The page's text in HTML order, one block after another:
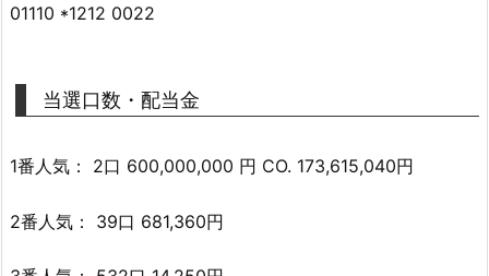
01110 *1212 0022
当選口数・配当金
1番人気： 2口 600,000,000 円 CO. 173,615,040円
2番人気： 39口 681,360円